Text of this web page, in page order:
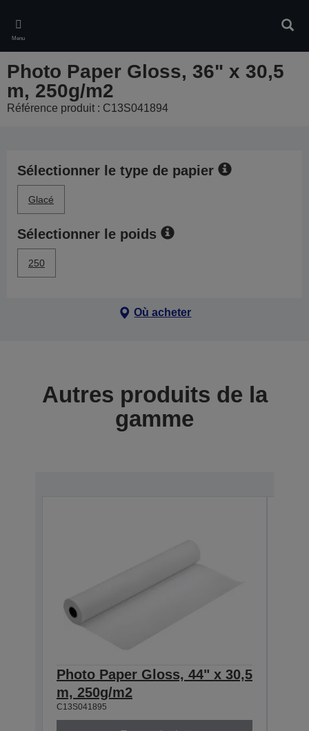
main
content
Menu
Photo Paper Gloss, 36" x 30,5
m, 250g/m2
Référence produit : C13S041894
Sélectionner le type de papier
Glacé
Sélectionner le poids
250
Où acheter
Autres produits de la
gamme
Photo Paper Gloss, 44" x 30,5
m, 250g/m2
C13S041895